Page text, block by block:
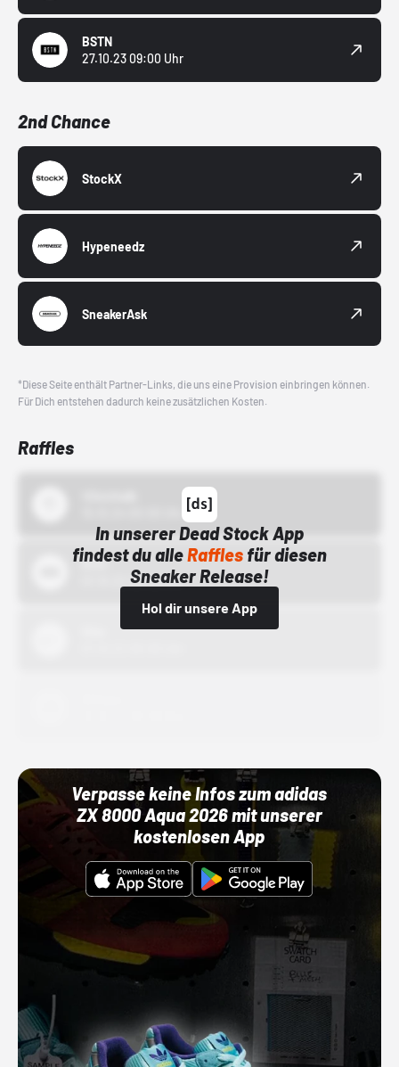
BSTN
27.10.23 09:00 Uhr
2nd Chance
StockX
Hypeneedz
SneakerAsk
*Diese Seite enthält Partner-Links, die uns eine Provision einbringen können.
Für Dich entstehen dadurch keine zusätzlichen Kosten.
Raffles
In unserer Dead Stock App
findest du alleRafflesfür diesen
Sneaker Release!
Hol dir unsere App
Bstn
01.10.22 00:00 Uhr
Verpasse keine Infos zum adidas
ZX 8000 Aqua 2026 mit unserer
kostenlosen App